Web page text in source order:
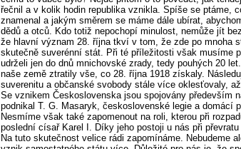
řečnil a v kolik hodin republika vznikla. Spíše se ptáme,
znamenal a jakým směrem se máme dále ubírat,
dědů a otců. Kdo totiž nepochopí minulost, nemůže jít
že hlavní význam 28. října tkví v tom, že zde po mnoha
skutečně suverénní stát. Při té příležitosti však musíme
udrželi jen do dnů mnichovské zrady, tedy pouhých 20
naše země ztratily vše, co 28. října 1918 získaly.
suverenitu a občanské svobody stále více oklesťovaly,
Se vznikem Československa jsou spojovány především
podnikal T. G. Masaryk, československé legie a domácí
Nesmíme však také zapomenout na roli, kterou při
poslední císař Karel I. Díky jeho postoji u nás při
Na tuto skutečnost velice rádi zapomínáme. Nebudeme